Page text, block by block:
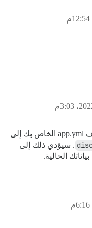
قد يكون أسهل شيء هو إعادة تسمية ملف app.yml الخاص بك إلى
. سيؤدي ذلك إلى